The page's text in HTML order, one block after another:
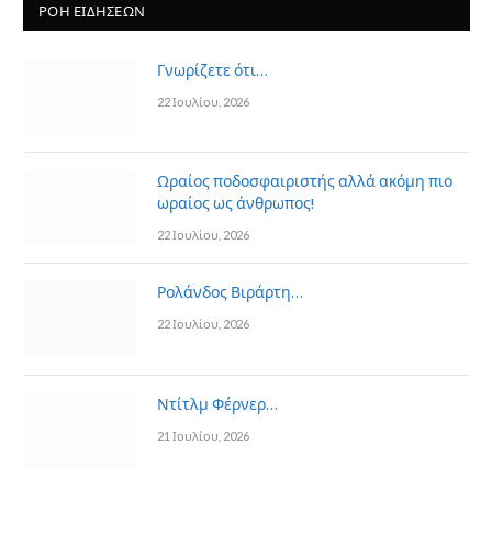
ΡΟΗ ΕΙΔΗΣΕΩΝ
Γνωρίζετε ότι…
22 Ιουλίου, 2026
Ωραίος ποδοσφαιριστής αλλά ακόμη πιο
ωραίος ως άνθρωπος!
22 Ιουλίου, 2026
Ρολάνδος Βιράρτη…
22 Ιουλίου, 2026
Ντίτλμ Φέρνερ…
21 Ιουλίου, 2026